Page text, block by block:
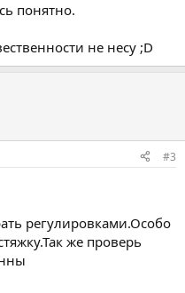
понятно.
не несу ;D
#3
регулировками.Особо
же проверь